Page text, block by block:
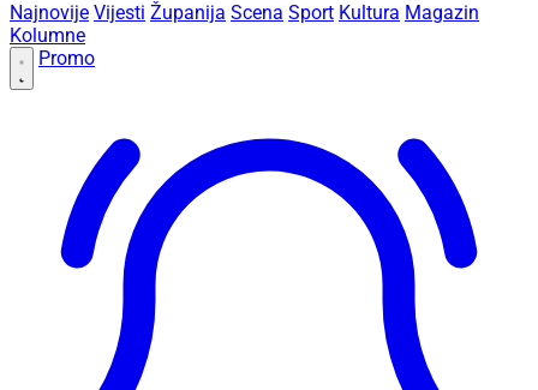
Najnovije Vijesti Županija Scena Sport Kultura Magazin
Kolumne
Promo